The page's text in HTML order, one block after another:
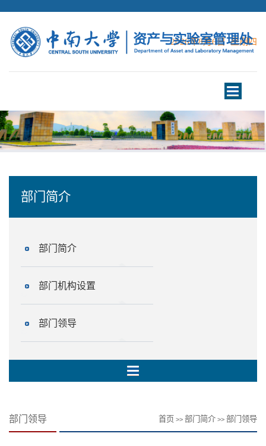
2026年8月6日 星期四
Toggle
navigation
部门简介
部门简介
部门机构设置
部门领导
部门领导 首页 >> 部门简介 >> 部门领导